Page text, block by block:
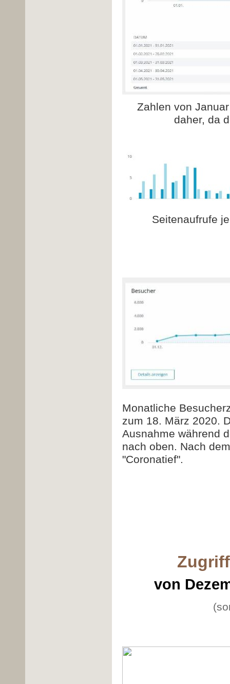
Zahlen von
daher, da
Seitenaufrufe
Monatliche
zum 18. März 2020.
Ausnahme während
nach oben. Nach
"Coronatief".
von